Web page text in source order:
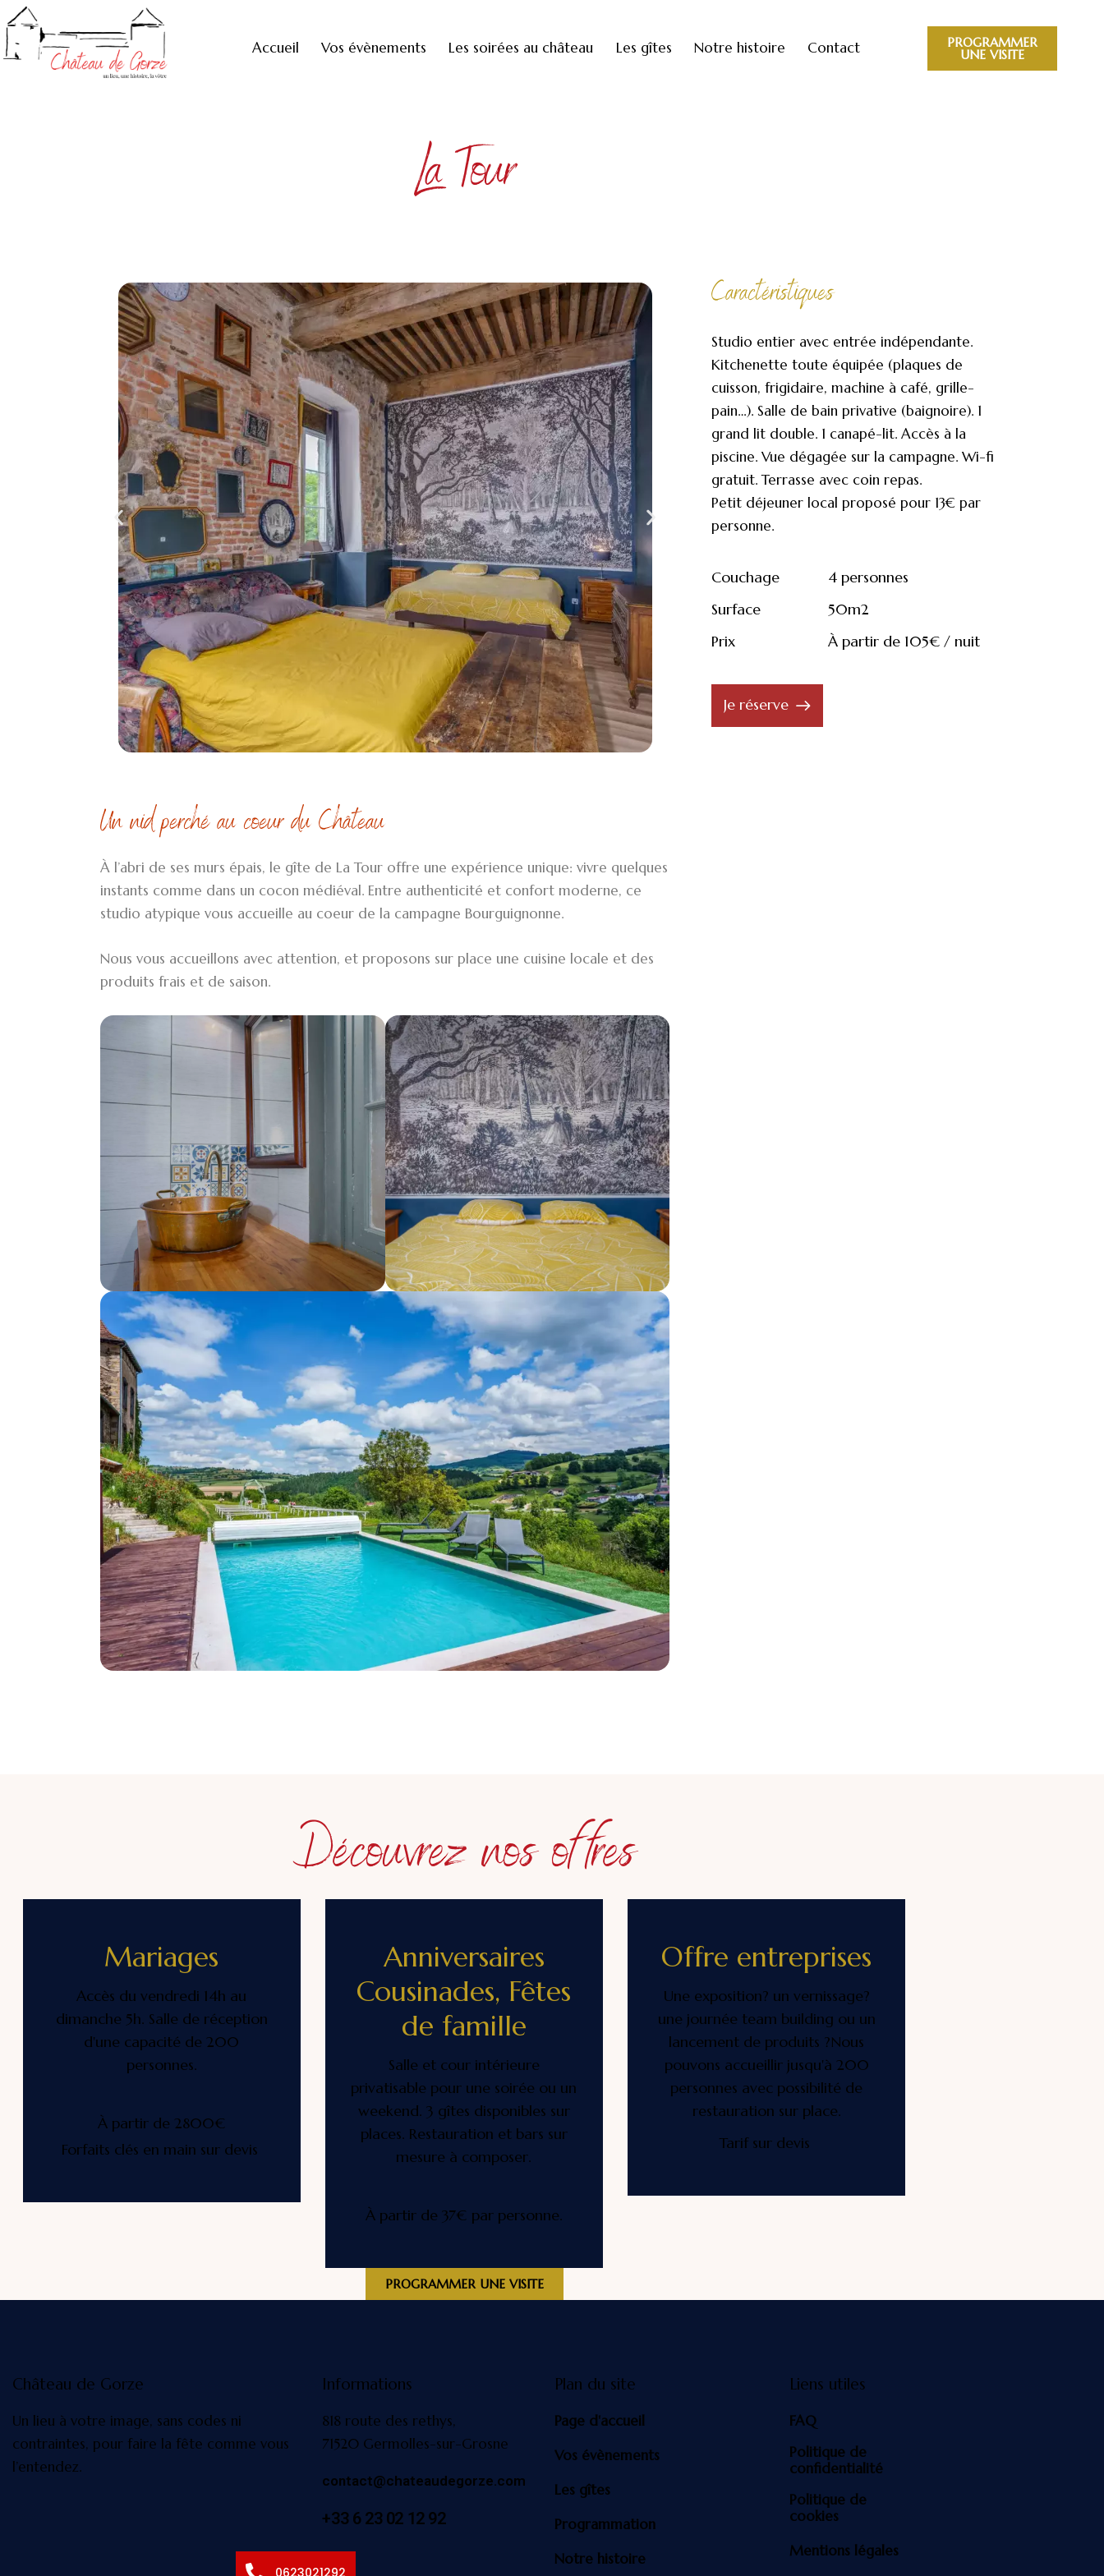
Accueil Vos évènements Les soirées au château Les gîtes Notre histoire Contact PROGRAMMER
UNE VISITE
La Tour
Un nid perché au coeur du Château
À l’abri de ses murs épais, le gîte de La Tour offre une expérience unique: vivre quelques
instants comme dans un cocon médiéval. Entre authenticité et confort moderne, ce
studio atypique vous accueille au coeur de la campagne Bourguignonne.
Nous vous accueillons avec attention, et proposons sur place une cuisine locale et des
produits frais et de saison.
Caractéristiques
Studio entier avec entrée indépendante.
Kitchenette toute équipée (plaques de
cuisson, frigidaire, machine à café, grille-
pain…). Salle de bain privative (baignoire). 1
grand lit double. 1 canapé-lit. Accès à la
piscine. Vue dégagée sur la campagne. Wi-fi
gratuit. Terrasse avec coin repas.
Petit déjeuner local proposé pour 13€ par
personne.
Couchage
4 personnes
Surface
50m2
Prix
À partir de 105€ / nuit
Je réserve
Découvrez nos offres
Mariages
Accès du vendredi 14h au
dimanche 5h. Salle de réception
d'une capacité de 200
personnes.
À partir de 2800€
Forfaits clés en main sur devis
Anniversaires
Cousinades, Fêtes
de famille
Salle et cour intérieure
privatisable pour une soirée ou un
weekend. 3 gîtes disponibles sur
places. Restauration et bars sur
mesure à composer.
À partir de 37€ par personne.
Offre entreprises
Une exposition? un vernissage?
une journée team building ou un
lancement de produits ?Nous
pouvons accueillir jusqu'à 200
personnes avec possibilité de
restauration sur place.
Tarif sur devis
PROGRAMMER UNE VISITE
Château de Gorze
Un lieu à votre image, sans codes ni
contraintes, pour faire la fête comme vous
l’entendez.
Informations
818 route des rethys,
71520 Germolles-sur-Grosne
contact@chateaudegorze.com
+33 6 23 02 12 92
Plan du site
Page d'accueil
Vos évènements
Les gîtes
Programmation
Notre histoire
Liens utiles
FAQ
Politique de
confidentialité
Politique de
cookies
Mentions légales
0623021292